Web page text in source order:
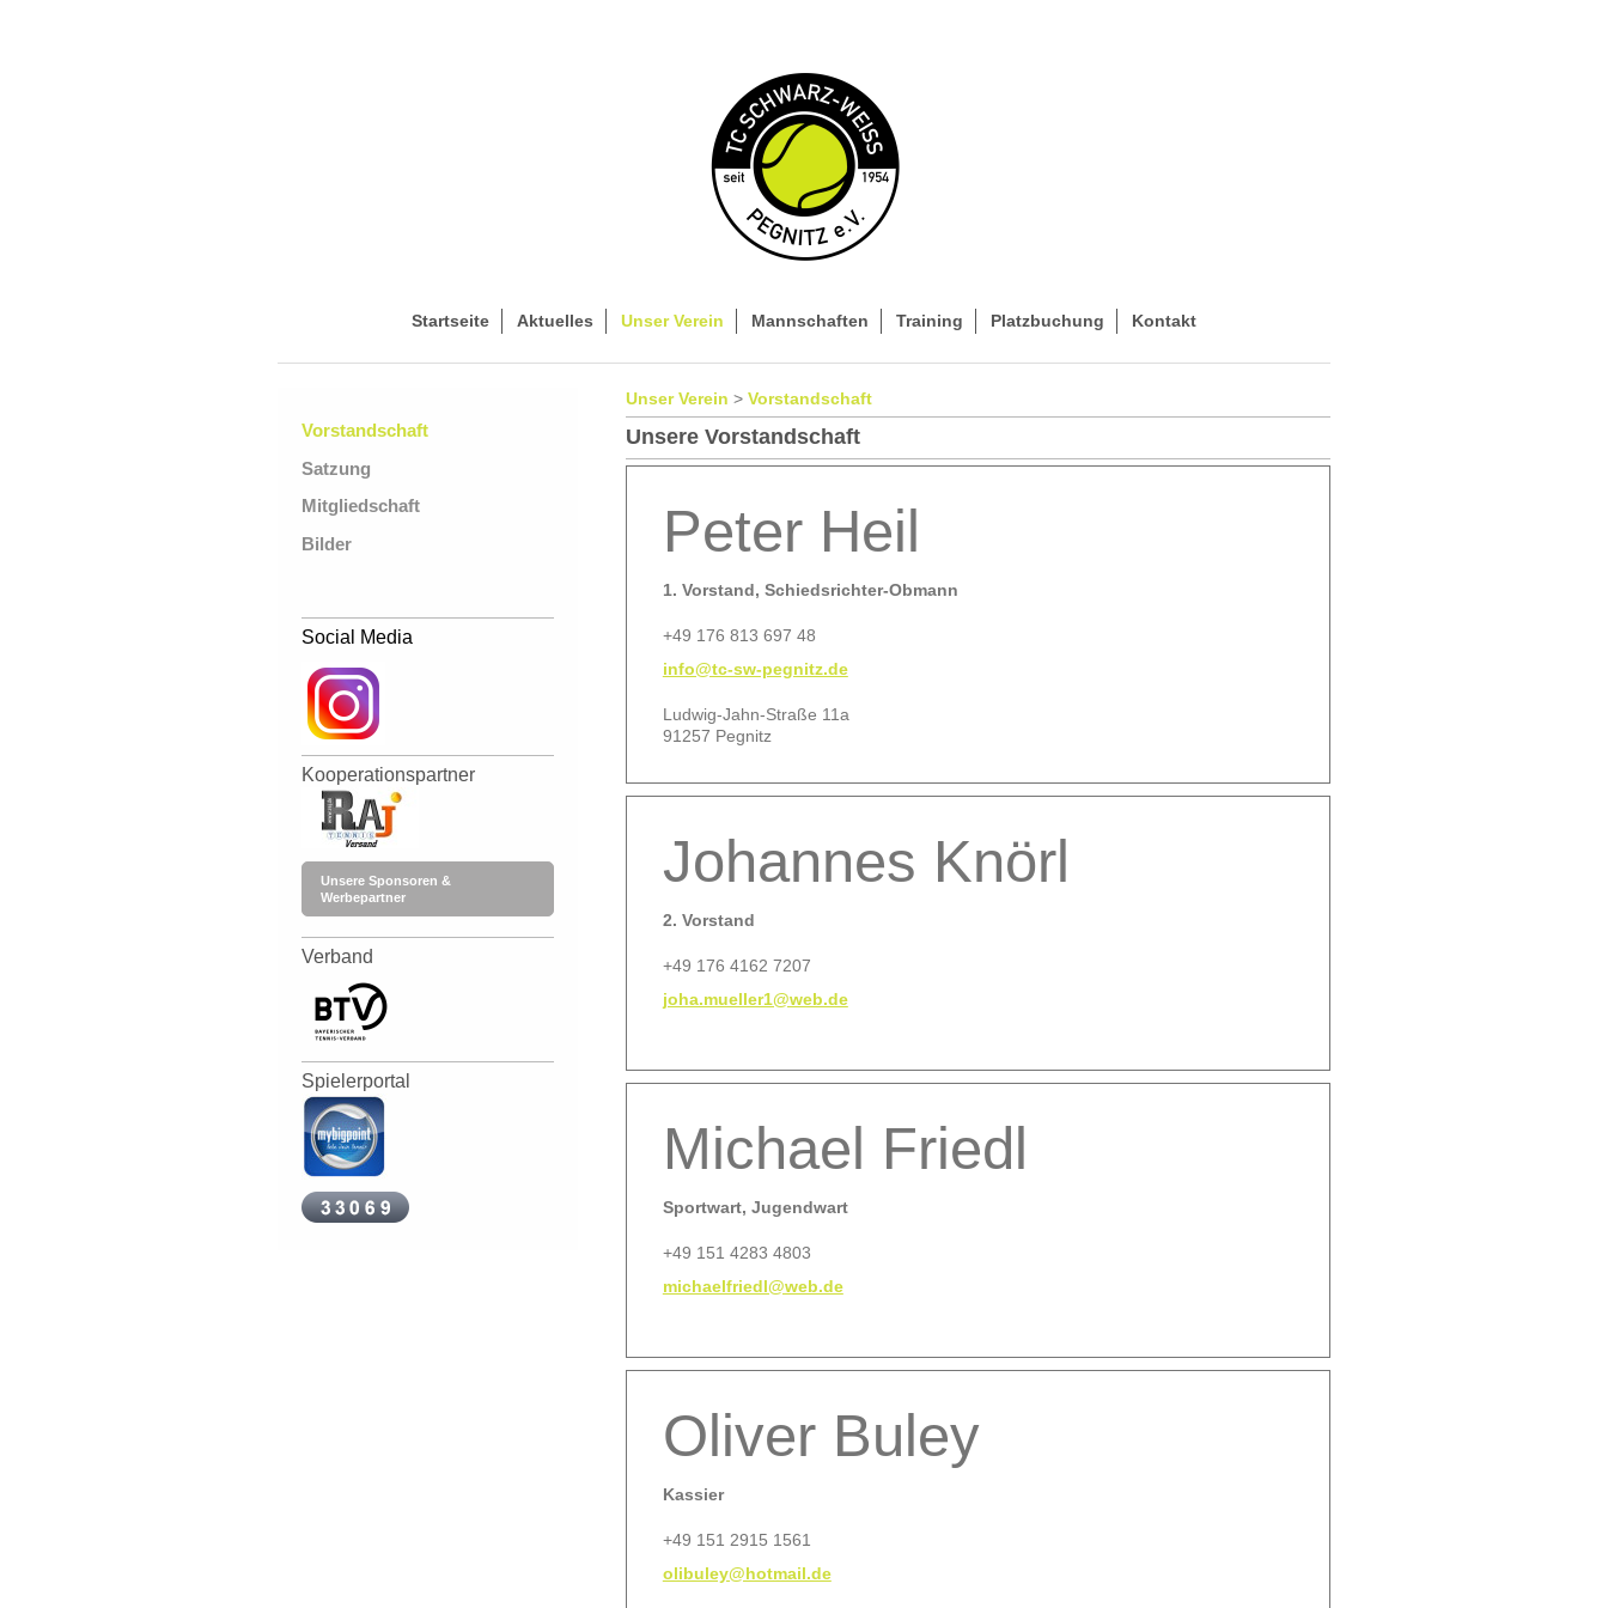
Startseite Aktuelles Unser Verein Mannschaften Training Platzbuchung Kontakt
Unser Verein > Vorstandschaft
Unsere Vorstandschaft
Peter Heil
1. Vorstand, Schiedsrichter-Obmann
+49 176 813 697 48
info@tc-sw-pegnitz.de
Ludwig-Jahn-Straße 11a
91257 Pegnitz
Johannes Knörl
2. Vorstand
+49 176 4162 7207
joha.mueller1@web.de
Michael Friedl
Sportwart, Jugendwart
+49 151 4283 4803
michaelfriedl@web.de
Oliver Buley
Kassier
+49 151 2915 1561
olibuley@hotmail.de
Vorstandschaft
Satzung
Mitgliedschaft
Bilder
Social Media
Kooperationspartner
Unsere Sponsoren &
Werbepartner
Verband
Spielerportal